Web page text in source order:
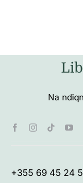
Na
+355 69 45 24